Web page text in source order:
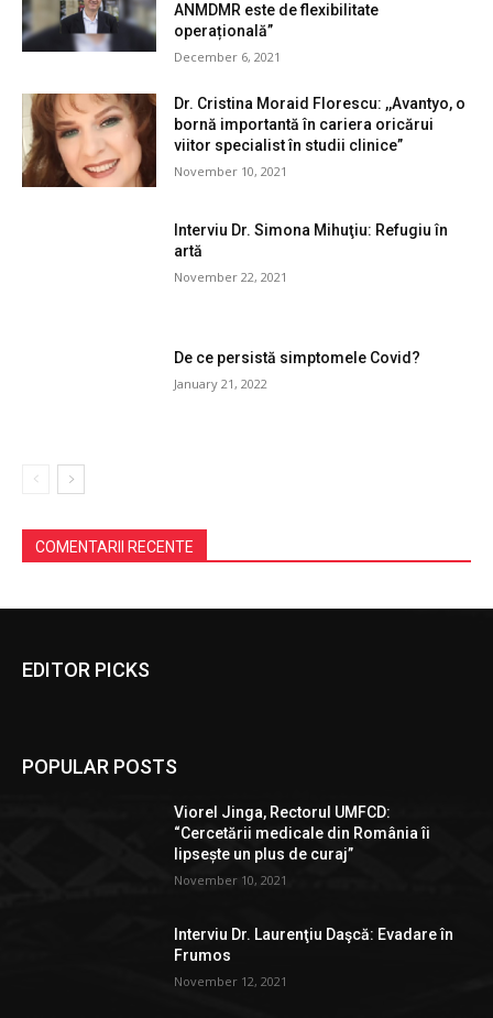
ANMDMR este de flexibilitate
operațională”
December 6, 2021
Dr. Cristina Moraid Florescu: ,,Avantyo, o
bornă importantă în cariera oricărui
viitor specialist în studii clinice”
November 10, 2021
Interviu Dr. Simona Mihuţiu: Refugiu în
artă
November 22, 2021
De ce persistă simptomele Covid?
January 21, 2022
COMENTARII RECENTE
EDITOR PICKS
POPULAR POSTS
Viorel Jinga, Rectorul UMFCD:
“Cercetării medicale din România îi
lipsește un plus de curaj”
November 10, 2021
Interviu Dr. Laurenţiu Daşcă: Evadare în
Frumos
November 12, 2021